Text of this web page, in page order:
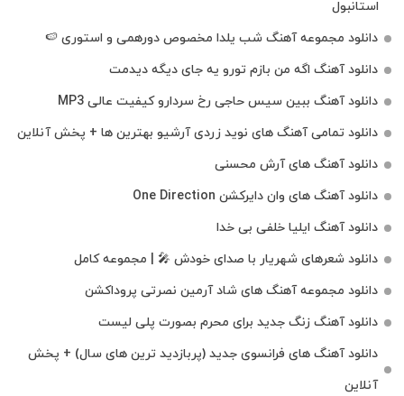
استانبول
دانلود مجموعه آهنگ شب یلدا مخصوص دورهمی و استوری 🍉
دانلود آهنگ اگه من بازم تورو یه جای دیگه دیدمت
دانلود آهنگ ببین سیس حاجی رخ سردارو کیفیت عالی MP3
دانلود تمامی آهنگ های نوید زردی آرشیو بهترین ها + پخش آنلاین
دانلود آهنگ های آرش محسنی
دانلود آهنگ های وان دایرکشن One Direction
دانلود آهنگ ایلیا خلفی بی خدا
دانلود شعرهای شهریار با صدای خودش 🎤 | مجموعه کامل
دانلود مجموعه آهنگ های شاد آرمین نصرتی پروداکشن
دانلود آهنگ زنگ جدید برای محرم بصورت پلی لیست
دانلود آهنگ های فرانسوی جدید (پربازدید ترین های سال) + پخش
آنلاین